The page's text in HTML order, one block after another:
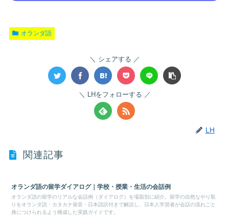
オランダ語
シェアする
LHをフォローする
LH
関連記事
オランダ語の留学ダイアログ｜学校・授業・生活の会話例
オランダ語の留学のリアルな会話例（ダイアログ）を場面別に紹介。留学の自然なやり取
りをオランダ語・カタカナ発音・日本語訳付きで解説し、日本人学習者が会話の流れごと
身につけられるよう構成した実践ガイドです。